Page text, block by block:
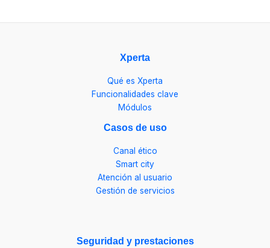
Xperta
Qué es Xperta
Funcionalidades clave
Módulos
Casos de uso
Canal ético
Smart city
Atención al usuario
Gestión de servicios
Seguridad y prestaciones